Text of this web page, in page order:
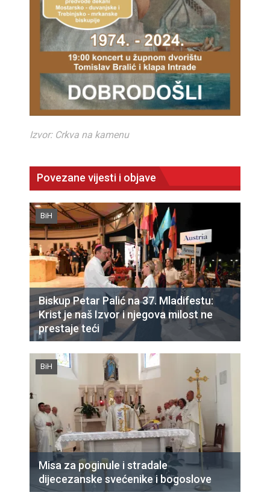
Izvor: Crkva na kamenu
Povezane vijesti i objave
BiH
Biskup Petar Palić na 37. Mladifestu:
Krist je naš Izvor i njegova milost ne
prestaje teći
BiH
Misa za poginule i stradale
dijecezanske svećenike i bogoslove